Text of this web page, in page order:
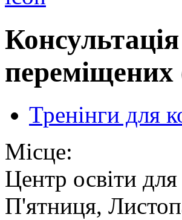
переміщених
Тренінги для
Місце:
Центр освіти
П'ятниця,